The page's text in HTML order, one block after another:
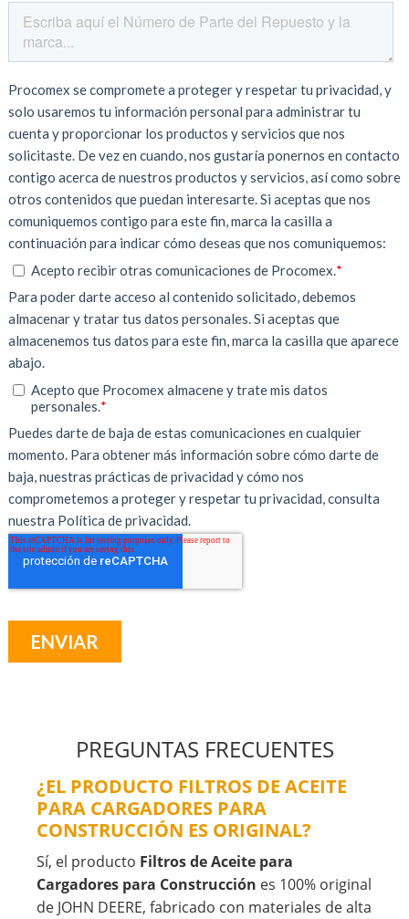
PREGUNTAS FRECUENTES
¿EL PRODUCTO FILTROS DE ACEITE
PARA CARGADORES PARA
CONSTRUCCIÓN ES ORIGINAL?
Sí, el producto Filtros de Aceite para
Cargadores para Construcción es 100% original
de JOHN DEERE, fabricado con materiales de alta